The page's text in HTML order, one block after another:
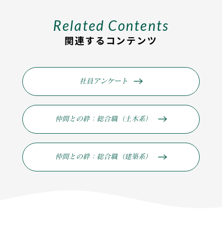
Related Contents
関連するコンテンツ
社員アンケート
仲間との絆：総合職（土木系）
仲間との絆：総合職（建築系）